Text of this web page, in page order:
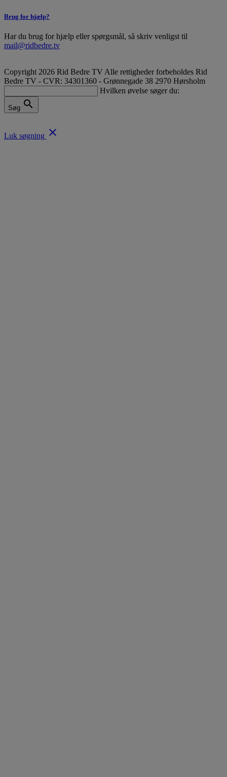
Brug for hjælp?
Har du brug for hjælp eller spørgsmål, så skriv venligst til
mail@ridbedre.tv
Copyright 2026 Rid Bedre TV Alle rettigheder forbeholdes Rid
Bedre TV - CVR: 34301360 - Grønnegade 38 2970 Hørsholm
Hvilken øvelse søger du:
Søg search
Luk søgning close